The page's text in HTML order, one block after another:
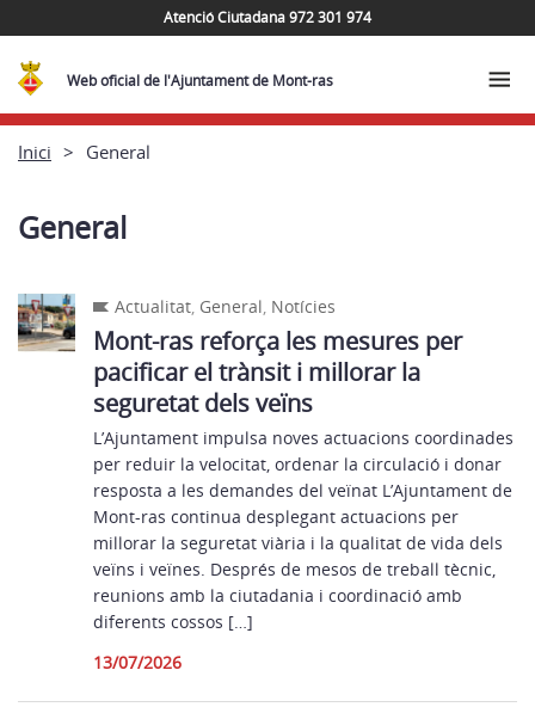
Atenció Ciutadana 972 301 974
Web oficial de l'Ajuntament de Mont-ras
Inici General
General
Actualitat, General, Notícies
Mont-ras reforça les mesures per
pacificar el trànsit i millorar la
seguretat dels veïns
L’Ajuntament impulsa noves actuacions coordinades
per reduir la velocitat, ordenar la circulació i donar
resposta a les demandes del veïnat L’Ajuntament de
Mont-ras continua desplegant actuacions per
millorar la seguretat viària i la qualitat de vida dels
veïns i veïnes. Després de mesos de treball tècnic,
reunions amb la ciutadania i coordinació amb
diferents cossos […]
13/07/2026